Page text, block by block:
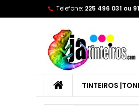
Telefone: 225 496 031 ou
TINTEIROS